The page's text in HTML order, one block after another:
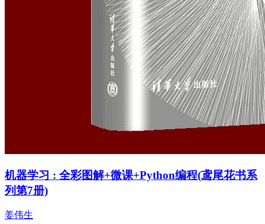
机器学习 : 全彩图解+微课+Python编程(鸢尾花书系
列第7册)
姜伟生